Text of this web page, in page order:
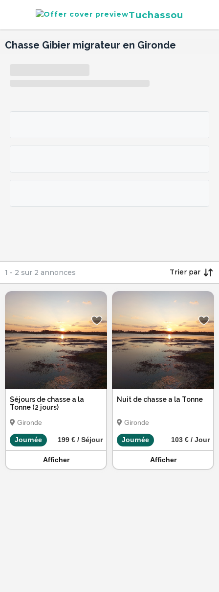
Tuchassou
Chasse Gibier migrateur en Gironde
1 - 2 sur 2 annonces Trier par
Séjours de chasse a la
Tonne (2 jours)
Gironde
Journée 199 € / Séjour
Afficher
Nuit de chasse a la Tonne
Gironde
Journée 103 € / Jour
Afficher